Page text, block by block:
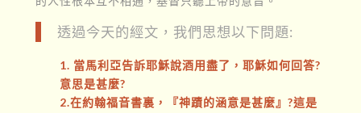
透過今天的經文，我們思想以下問題:
1. 當馬利亞告訴耶穌說酒用盡了，耶穌如何回答?
意思是甚麼?
2.在約翰福音書裏，『神蹟的涵意是甚麼』?這是